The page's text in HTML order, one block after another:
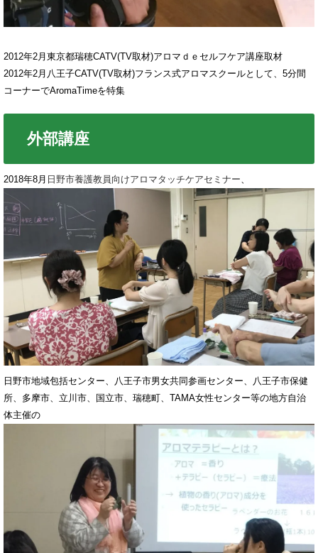
2012年2月東京都瑞穂CATV(TV取材)アロマｄｅセルフケア講座取材
2012年2月八王子CATV(TV取材)フランス式アロマスクールとして、5分間
コーナーでAromaTimeを特集
外部講座
2018年8月 日野市養護教員向けアロマタッチケアセミナー、
日野市地域包括センター、八王子市男女共同参画センター、八王子市保健
所、多摩市、立川市、国立市、瑞穂町、TAMA女性センター等の地方自治
体主催の